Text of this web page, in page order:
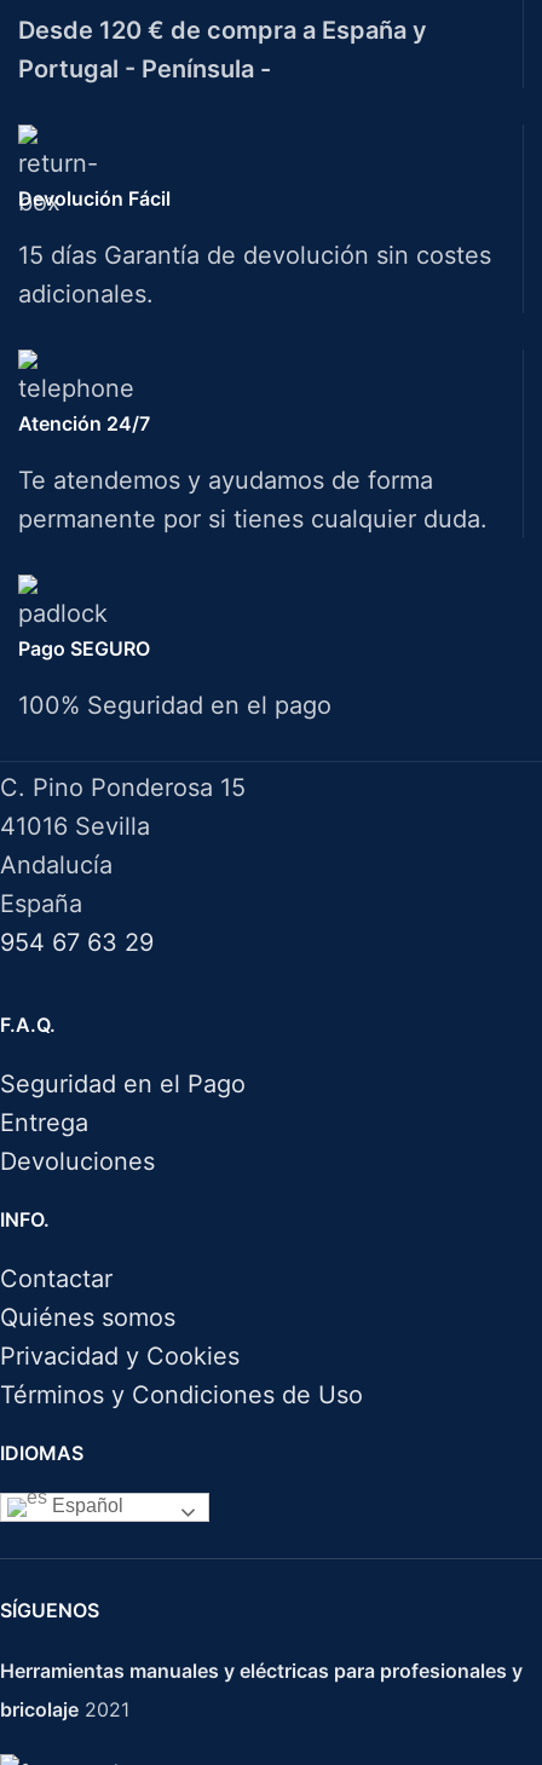
Desde 120 € de compra a España y
Portugal - Península -
Devolución Fácil
15 días Garantía de devolución sin costes
adicionales.
Atención 24/7
Te atendemos y ayudamos de forma
permanente por si tienes cualquier duda.
Pago SEGURO
100% Seguridad en el pago
C. Pino Ponderosa 15
41016 Sevilla
Andalucía
España
954 67 63 29
F.A.Q.
Seguridad en el Pago
Entrega
Devoluciones
INFO.
Contactar
Quiénes somos
Privacidad y Cookies
Términos y Condiciones de Uso
IDIOMAS
Español
SÍGUENOS
Herramientas manuales y eléctricas para profesionales y
bricolaje 2021